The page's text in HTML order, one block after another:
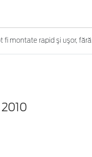
montate rapid şi uşor, fără